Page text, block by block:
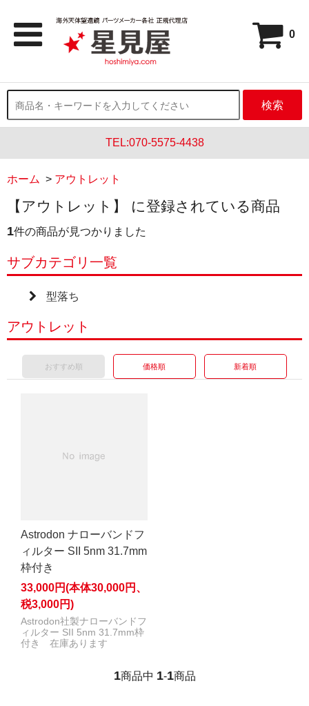
0
検索
TEL:070-5575-4438
ホーム > アウトレット
【アウトレット】 に登録されている商品
1件の商品が見つかりました
サブカテゴリ一覧
型落ち
アウトレット
おすすめ順 価格順 新着順
Astrodon ナローバンドフ
ィルター SII 5nm 31.7mm
枠付き
33,000円(本体30,000円、
税3,000円)
Astrodon社製ナローバンドフ
ィルター SII 5nm 31.7mm枠
付き 在庫あります
1商品中 1-1商品